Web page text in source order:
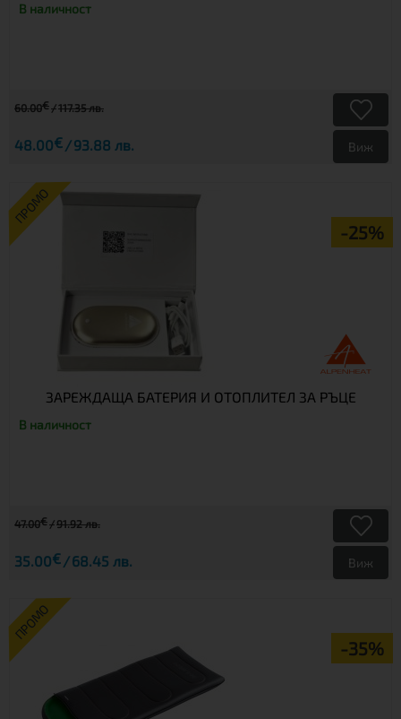
В наличност
60.00€ 117.35 лв.
48.00€ 93.88 лв. Виж
ПРОМО
-25%
ЗАРЕЖДАЩА БАТЕРИЯ И ОТОПЛИТЕЛ ЗА РЪЦЕ
В наличност
47.00€ 91.92 лв.
35.00€ 68.45 лв. Виж
ПРОМО
-35%